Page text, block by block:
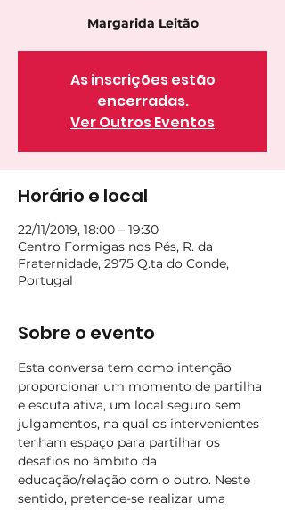
Margarida Leitão
As inscrições estão
encerradas.
Ver Outros Eventos
Horário e local
22/11/2019, 18:00 – 19:30
Centro Formigas nos Pés, R. da
Fraternidade, 2975 Q.ta do Conde,
Portugal
Sobre o evento
Esta conversa tem como intenção
proporcionar um momento de partilha
e escuta ativa, um local seguro sem
julgamentos, na qual os intervenientes
tenham espaço para partilhar os
desafios no âmbito da
educação/relação com o outro. Neste
sentido, pretende-se realizar uma